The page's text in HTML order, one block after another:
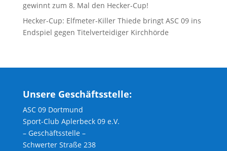
gewinnt zum 8. Mal den Hecker-Cup!
Hecker-Cup: Elfmeter-Killer Thiede bringt ASC 09 ins
Endspiel gegen Titelverteidiger Kirchhörde
Unsere Geschäftsstelle:
ASC 09 Dortmund
Sport-Club Aplerbeck 09 e.V.
– Geschäftsstelle –
Schwerter Straße 238